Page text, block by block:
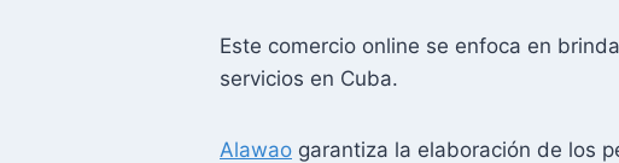
Este comercio online se enfoca en
servicios en Cuba.
Alawao garantiza la elaboración de los